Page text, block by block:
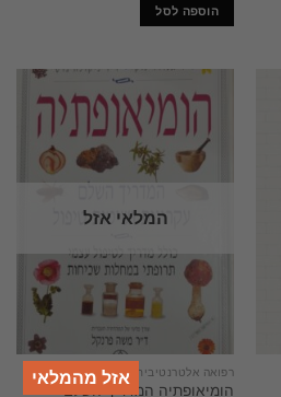
הוספה לסל
המלאי אזל
אזל מהמלאי רפואה אלטרנטיבית
הומיאופתיה המדריך השלם –